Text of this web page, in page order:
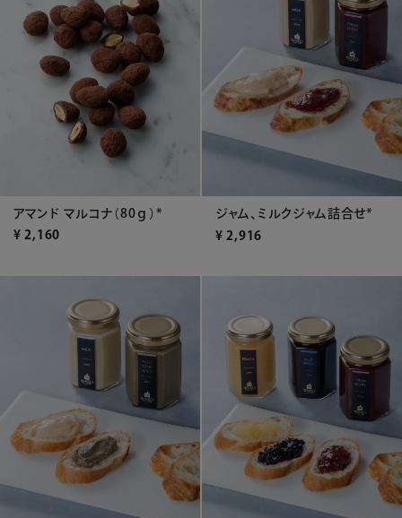
アマンド マルコナ（80ｇ）*
¥ 2,160
ジャム、ミルクジャム詰合せ*
¥ 2,916